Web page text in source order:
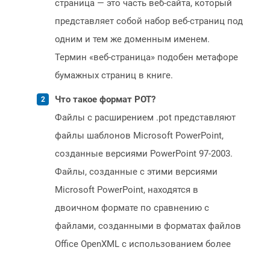
страница — это часть веб-сайта, который
представляет собой набор веб-страниц под
одним и тем же доменным именем.
Термин «веб-страница» подобен метафоре
бумажных страниц в книге.
Что такое формат POT?
Файлы с расширением .pot представляют
файлы шаблонов Microsoft PowerPoint,
созданные версиями PowerPoint 97-2003.
Файлы, созданные с этими версиями
Microsoft PowerPoint, находятся в
двоичном формате по сравнению с
файлами, созданными в форматах файлов
Office OpenXML с использованием более